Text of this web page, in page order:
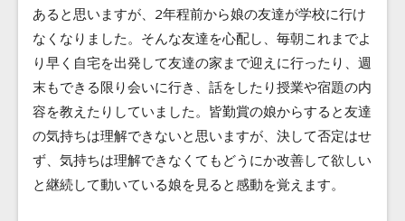
あると思いますが、2年程前から娘の友達が学校に行け
なくなりました。そんな友達を心配し、毎朝これまでよ
り早く自宅を出発して友達の家まで迎えに行ったり、週
末もできる限り会いに行き、話をしたり授業や宿題の内
容を教えたりしていました。皆勤賞の娘からすると友達
の気持ちは理解できないと思いますが、決して否定はせ
ず、気持ちは理解できなくてもどうにか改善して欲しい
と継続して動いている娘を見ると感動を覚えます。